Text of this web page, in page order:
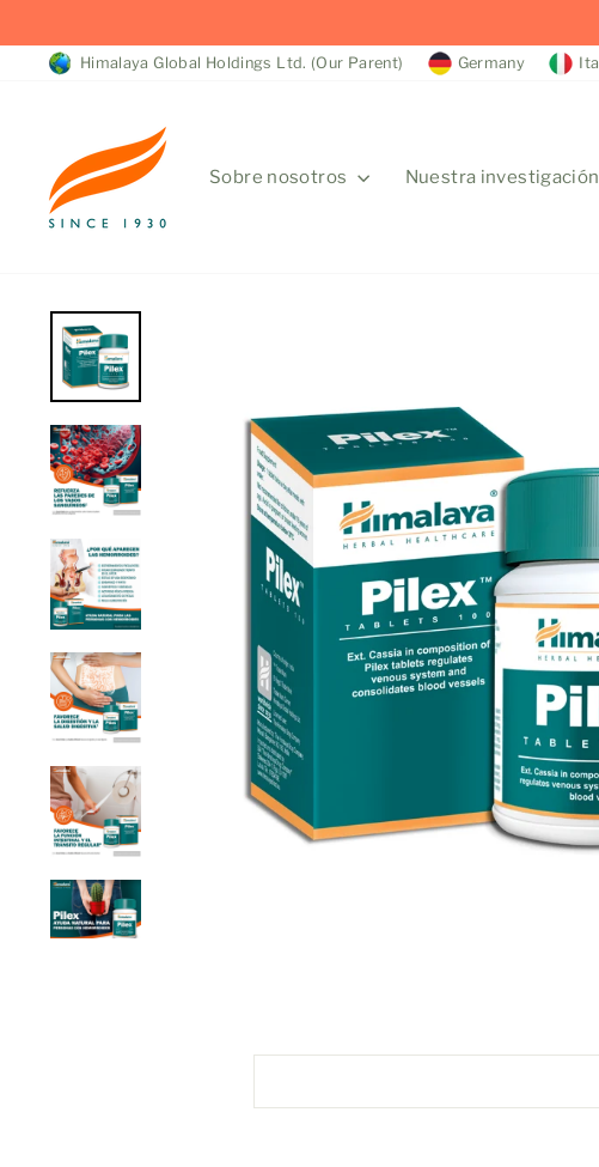
directamente
ENVÍO
Himalaya Global Holdings Ltd. (Our Parent) Germany
Sobre nosotros Nuestra investigación